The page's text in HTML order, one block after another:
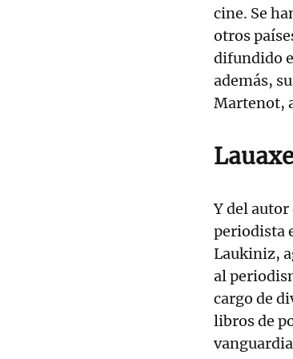
cine. Se
otros
difundido
además,
Martenot,
Y del autor
periodista
Laukiniz,
al
cargo de
libros de